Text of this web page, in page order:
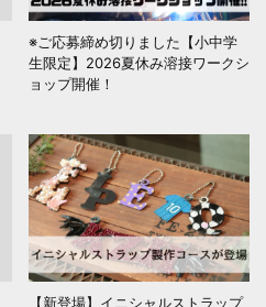
※ご応募締め切りました【小中学
生限定】2026夏休み溶接ワークシ
ョップ開催！
【新登場】イニシャルストラップ